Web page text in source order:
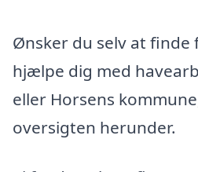
Ønsker du selv at finde
hjælpe dig med
eller Horsens
oversigten herunder.